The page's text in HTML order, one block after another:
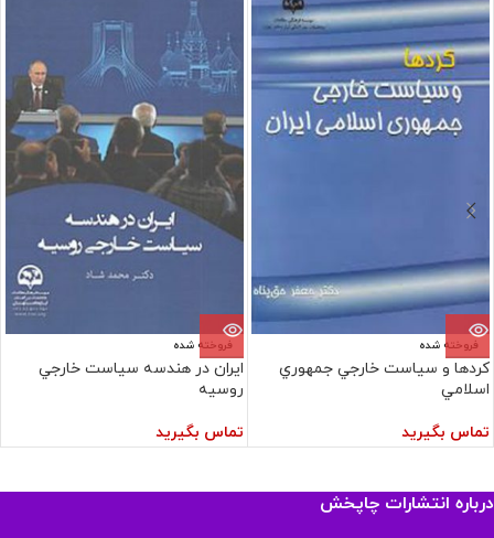
فروخته شده
کردها و سياست‏ خارجي‏ جمهوري‏
اسلامي‏
تماس بگیرید
فروخته شده
ايران در هندسه سياست خارجي
روسيه
تماس بگیرید
درباره انتشارات چاپخش